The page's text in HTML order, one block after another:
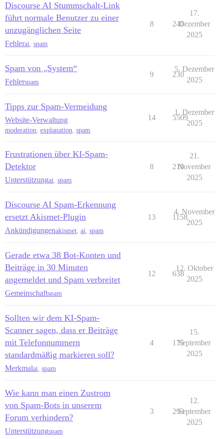
Discourse AI Stummschalt-Link
führt normale Benutzer zu einer
unzugänglichen Seite
Fehlerai spam
8 240
17.
Dezember
2025
Spam von „System“
Fehlerspam
9 230
5. Dezember
2025
Tipps zur Spam-Vermeidung
Website-Verwaltung
moderation, explanation, spam
14 5509
1. Dezember
2025
Frustrationen über KI-Spam-
Detektor
Unterstützungai spam
8 210
21.
November
2025
Discourse AI Spam-Erkennung
ersetzt Akismet-Plugin
Ankündigungenakismet ai spam
13 1158
4. November
2025
Gerade etwa 38 Bot-Konten und
Beiträge in 30 Minuten
angemeldet und Spam verbreitet
Gemeinschaftspam
12 638
12. Oktober
2025
Sollten wir dem KI-Spam-
Scanner sagen, dass er Beiträge
mit Telefonnummern
standardmäßig markieren soll?
Merkmalai spam
4 175
15.
September
2025
Wie kann man einen Zustrom
von Spam-Bots in unserem
Forum verhindern?
Unterstützungspam
3 293
12.
September
2025